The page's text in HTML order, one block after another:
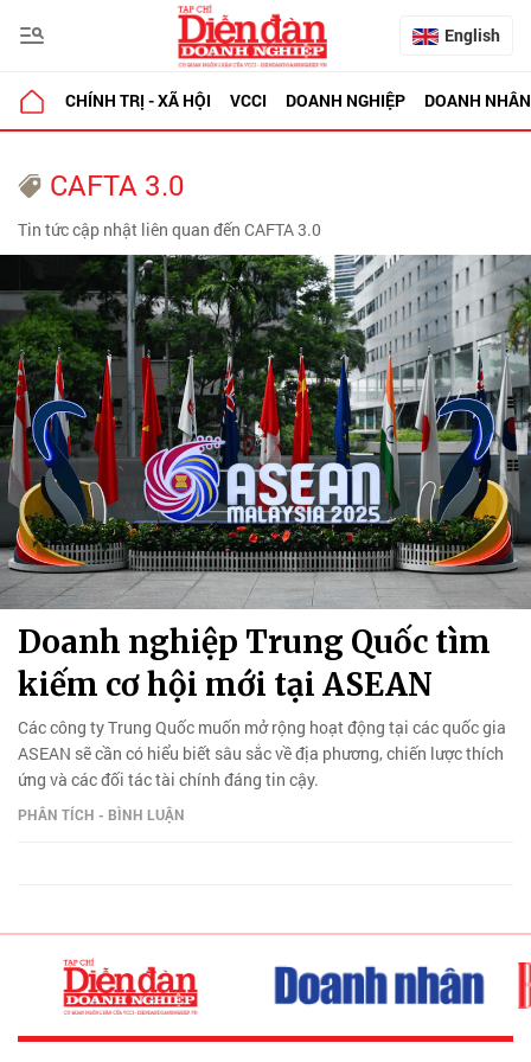
English
CHÍNH TRỊ - XÃ HỘI VCCI DOANH NGHIỆP DOANH NHÂN
CAFTA 3.0
Tin tức cập nhật liên quan đến CAFTA 3.0
Doanh nghiệp Trung Quốc tìm
kiếm cơ hội mới tại ASEAN
Các công ty Trung Quốc muốn mở rộng hoạt động tại các quốc gia
ASEAN sẽ cần có hiểu biết sâu sắc về địa phương, chiến lược thích
ứng và các đối tác tài chính đáng tin cậy.
PHÂN TÍCH - BÌNH LUẬN